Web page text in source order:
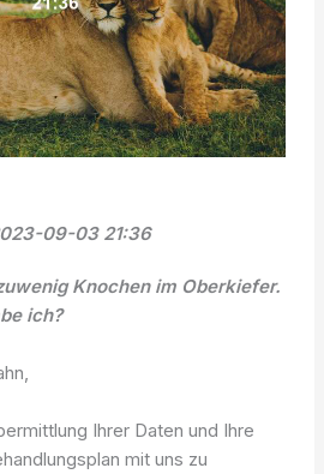
09-03 21:36
Knochen im Oberkiefer.
ich?
Ihrer Daten und Ihre
mit uns zu